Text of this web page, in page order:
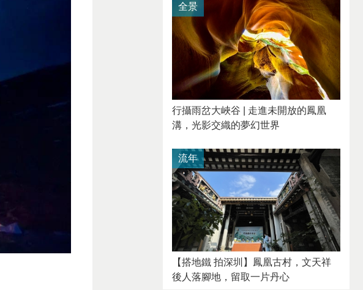
行攝雨岔大峽谷 | 走進未開放的鳳凰
溝，光影交織的夢幻世界
全景
【搭地鐵 拍深圳】鳳凰古村，文天祥
後人落腳地，留取一片丹心
流年